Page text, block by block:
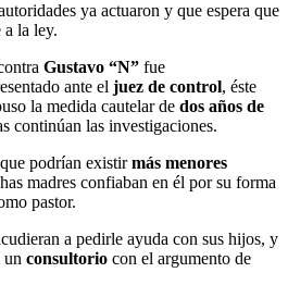
ya actuaron y que espera que
a la ley.
Gustavo “N” fue
ante el juez de control, éste
la medida cautelar de dos años de
continúan las investigaciones.
podrían existirmás menores
madres confiaban en él por su forma
pastor.
a pedirle ayuda con sus hijos, y
un consultorio con el argumento de